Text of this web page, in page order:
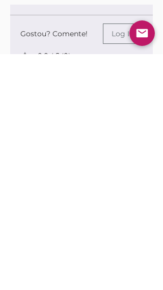
Gostou? Comente! Log In